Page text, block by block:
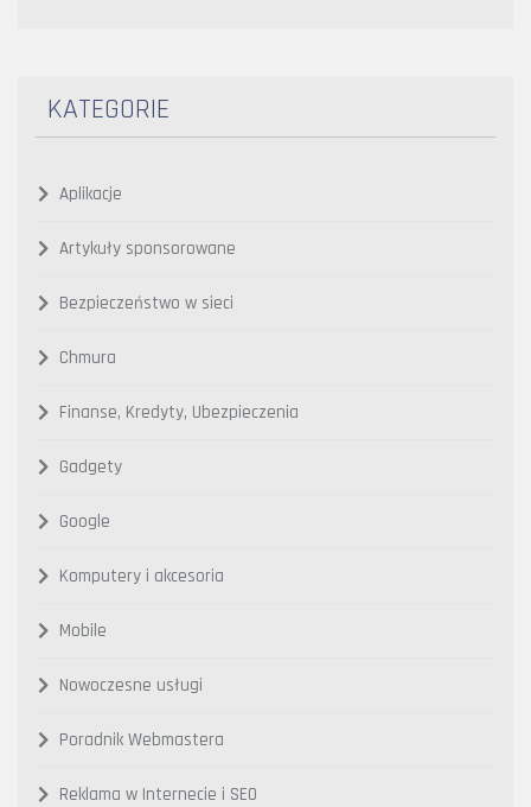
KATEGORIE
Aplikacje
Artykuły sponsorowane
Bezpieczeństwo w sieci
Chmura
Finanse, Kredyty, Ubezpieczenia
Gadgety
Google
Komputery i akcesoria
Mobile
Nowoczesne usługi
Poradnik Webmastera
Reklama w Internecie i SEO